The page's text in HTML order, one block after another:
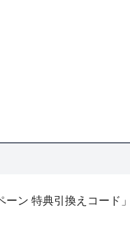
ン 特典引換えコード